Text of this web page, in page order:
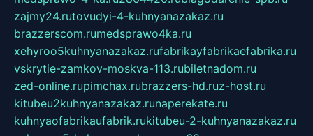
zajmy24.rutovudyi-4-kuhnyanazakaz.ru
brazzerscom.rumedsprawo4ka.ru
xehyroo5kuhnyanazakaz.rufabrikayfabrikaefabrika.ru
vskrytie-zamkov-moskva-113.rubiletnadom.ru
zed-online.rupimchax.rubrazzers-hd.ruz-host.ru
kitubeu2kuhnyanazakaz.runaperekate.ru
kuhnyaofabrikaufabrik.rukitubeu-2-kuhnyanazakaz.ru